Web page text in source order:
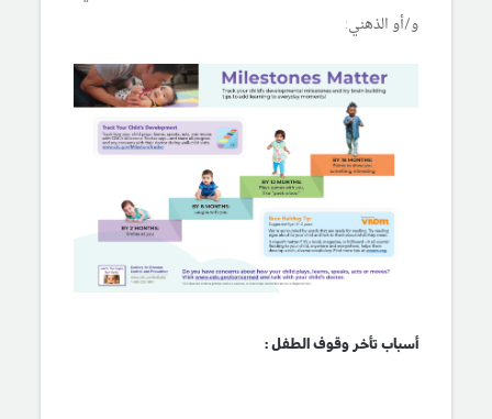
و/أو الذهني:
أسباب تأخر وقوف الطفل :